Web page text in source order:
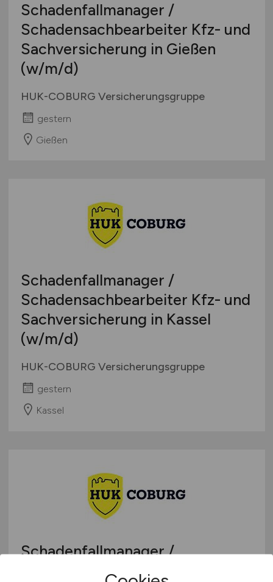
Schadenfallmanager /
Schadensachbearbeiter Kfz- und
Sachversicherung in Gießen
(w/m/d)
HUK-COBURG Versicherungsgruppe
gestern
Gießen
Schadenfallmanager /
Schadensachbearbeiter Kfz- und
Sachversicherung in Kassel
(w/m/d)
HUK-COBURG Versicherungsgruppe
gestern
Kassel
Schadenfallmanager /
Schadensachbearbeiter Kfz- und